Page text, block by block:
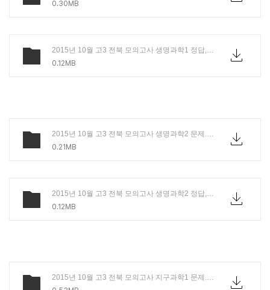
0.30MB
2015년 10월 고3 전북 모의고사 생명과학1 정답,해설.PDF
0.12MB
2015년 10월 고3 전북 모의고사 생명과학2 문제.pdf
0.21MB
2015년 10월 고3 전북 모의고사 생명과학2 정답,해설.PDF
0.12MB
2015년 10월 고3 전북 모의고사 지구과학1 문제.pdf